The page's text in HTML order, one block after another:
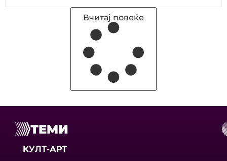
Вчитај повеќе
ТЕМИ
КУЛТ-АРТ